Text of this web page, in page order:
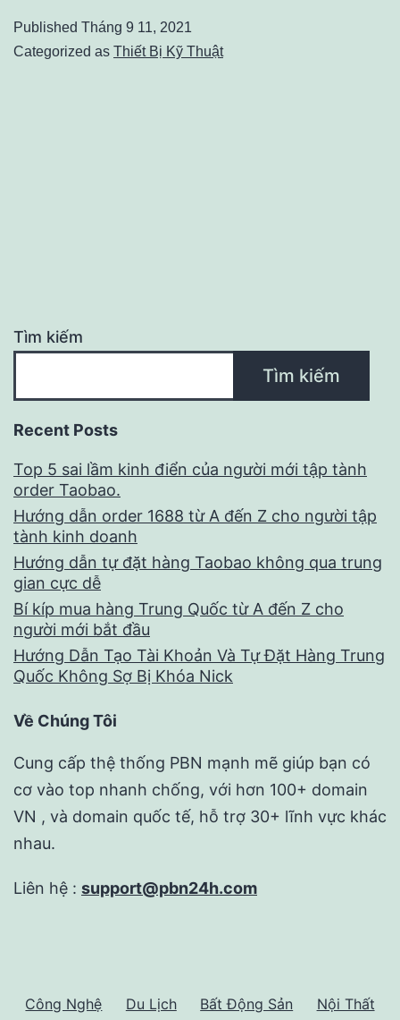
SUẤT
Published Tháng 9 11, 2021
Categorized as Thiết Bị Kỹ Thuật
Tìm kiếm
Tìm kiếm
Recent Posts
Top 5 sai lầm kinh điển của người mới tập tành
order Taobao.
Hướng dẫn order 1688 từ A đến Z cho người tập
tành kinh doanh
Hướng dẫn tự đặt hàng Taobao không qua trung
gian cực dễ
Bí kíp mua hàng Trung Quốc từ A đến Z cho
người mới bắt đầu
Hướng Dẫn Tạo Tài Khoản Và Tự Đặt Hàng Trung
Quốc Không Sợ Bị Khóa Nick
Về Chúng Tôi
Cung cấp thệ thống PBN mạnh mẽ giúp bạn có
cơ vào top nhanh chống, với hơn 100+ domain
VN , và domain quốc tế, hỗ trợ 30+ lĩnh vực khác
nhau.
Liên hệ : support@pbn24h.com
Công Nghệ Du Lịch Bất Động Sản Nội Thất